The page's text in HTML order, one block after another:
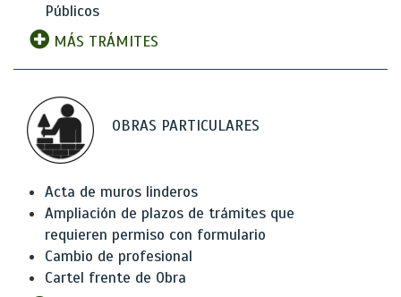
Públicos
MÁS TRÁMITES
OBRAS PARTICULARES
Acta de muros linderos
Ampliación de plazos de trámites que
requieren permiso con formulario
Cambio de profesional
Cartel frente de Obra